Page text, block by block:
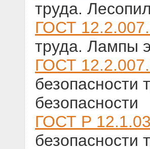
труда.
ГОСТ
труда. Лампы
ГОСТ
безопасности
безопасности
ГОСТ Р